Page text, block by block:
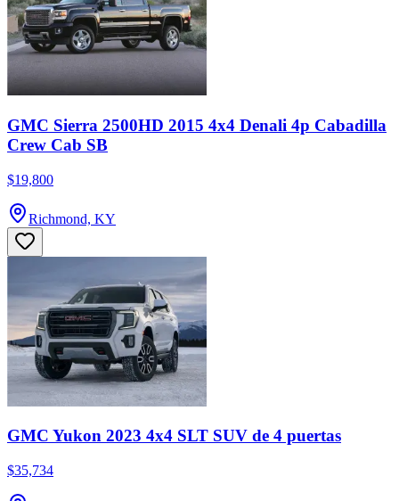
GMC Sierra 2500HD 2015 4x4 Denali 4p Cabadilla
Crew Cab SB
$19,800
Richmond, KY
GMC Yukon 2023 4x4 SLT SUV de 4 puertas
$35,734